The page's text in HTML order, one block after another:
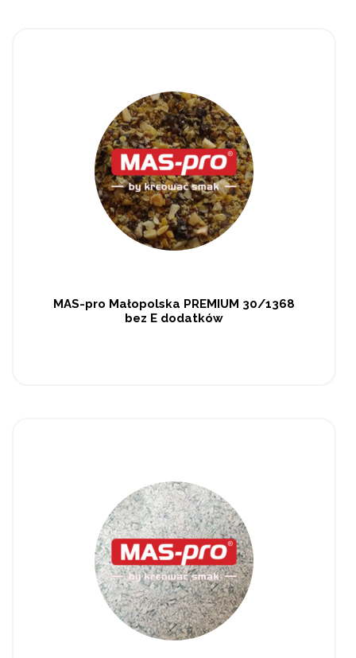
MAS-pro Małopolska PREMIUM 30/1368
bez E dodatków